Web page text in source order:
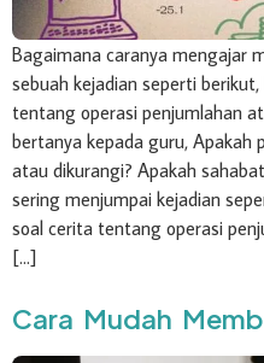
Bagaimana caranya mengajar
sebuah kejadian seperti
tentang operasi penjumlahan
bertanya kepada guru, Apakah
atau dikurangi? Apakah
sering menjumpai kejadian
soal cerita tentang operasi
[…]
Cara Mudah